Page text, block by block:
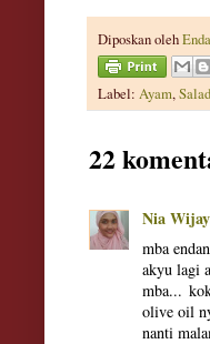
Diposkan oleh
Label: Ayam,Salad
22
Nia
mba
akyu lagi
mba...
olive oil
nanti